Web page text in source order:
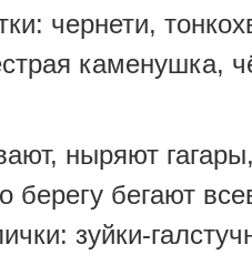
чернети,
каменушка,
ныряют
берегу бегают
зуйки-